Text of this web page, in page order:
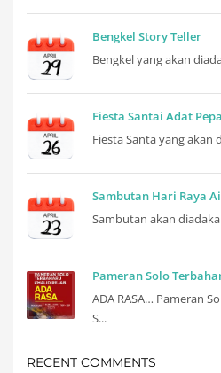
Bengkel Story Teller
Bengkel yang akan
Fiesta Santai Adat
Fiesta Santa yang akan
Sambutan Hari Raya
Sambutan akan
Pameran Solo
ADA RASA… Pameran
S...
RECENT COMMENTS